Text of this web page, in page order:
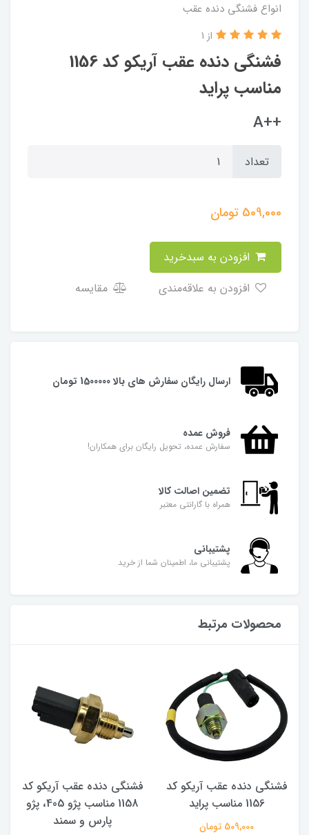
انواع فشنگی دنده عقب
فشنگی دنده عقب آریکو کد 1156
مناسب پراید
از 1
++A
تعداد
509,000 تومان
مقایسه
ارسال رایگان سفارش های بالا 1500000 تومان
فروش عمده
سفارش عمده، تحویل رایگان برای همکاران!
تضمین اصالت کالا
همراه با گارانتی معتبر
پشتیبانی
پشتیبانی ما، اطمینان شما از خرید
محصولات مرتبط
فشنگی دنده عقب آریکو کد
1156 مناسب پراید
509,000 تومان
فشنگی دنده عقب آریکو کد
1158 مناسب پژو 405، پژو
پارس و سمند